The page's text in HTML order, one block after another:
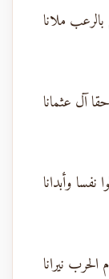
ملانا
آل عثمانا
نفسا وأبدانا
الحرب نيرانا